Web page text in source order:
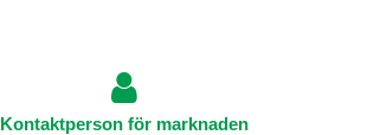
Kontaktperson för marknaden